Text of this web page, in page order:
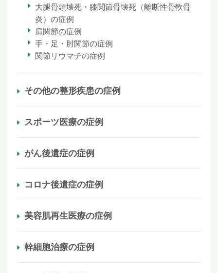
大腿骨頭壊死・膝関節骨壊死（離断性骨軟骨
炎）の症例
肩関節の症例
手・足・肘関節の症例
関節リウマチの症例
その他の整形疾患の症例
スポーツ医療の症例
がん後遺症の症例
コロナ後遺症の症例
美容肌再生医療の症例
幹細胞治療の症例